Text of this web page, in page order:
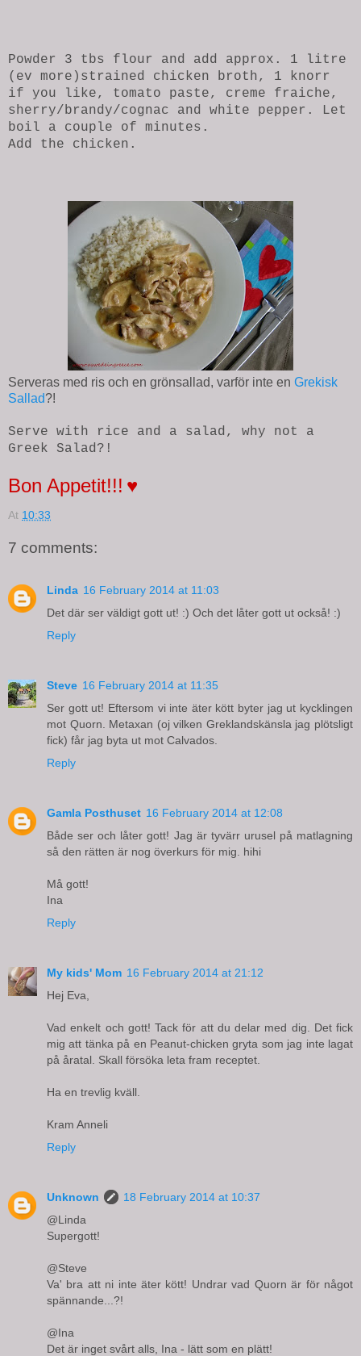
Powder 3 tbs flour and add approx. 1 litre
(ev more)strained chicken broth, 1 knorr
if you like, tomato paste, creme fraiche,
sherry/brandy/cognac and white pepper. Let
boil a couple of minutes.
Add the chicken.
Serveras med ris och en grönsallad, varför inte en Grekisk
Sallad?!
Serve with rice and a salad, why not a
Greek Salad?!
Bon Appetit!!! ♥
At 10:33
7 comments:
Linda 16 February 2014 at 11:03
Det där ser väldigt gott ut! :) Och det låter gott ut också! :)
Reply
Steve 16 February 2014 at 11:35
Ser gott ut! Eftersom vi inte äter kött byter jag ut kycklingen
mot Quorn. Metaxan (oj vilken Greklandskänsla jag plötsligt
fick) får jag byta ut mot Calvados.
Reply
Gamla Posthuset 16 February 2014 at 12:08
Både ser och låter gott! Jag är tyvärr urusel på matlagning
så den rätten är nog överkurs för mig. hihi
Må gott!
Ina
Reply
My kids' Mom 16 February 2014 at 21:12
Hej Eva,
Vad enkelt och gott! Tack för att du delar med dig. Det fick
mig att tänka på en Peanut-chicken gryta som jag inte lagat
på åratal. Skall försöka leta fram receptet.
Ha en trevlig kväll.
Kram Anneli
Reply
Unknown
18 February 2014 at 10:37
@Linda
Supergott!
@Steve
Va' bra att ni inte äter kött! Undrar vad Quorn är för något
spännande...?!
@Ina
Det är inget svårt alls, Ina - lätt som en plätt!